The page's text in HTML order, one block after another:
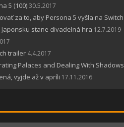
5 (100)30.5.2017
za to, aby Persona 5 vyšla na Switch
Japonsku stane divadelná hra 12.7.2019
trailer 4.4.2017
Palaces and Dealing With Shadows
vyjde až v apríli 17.11.2016